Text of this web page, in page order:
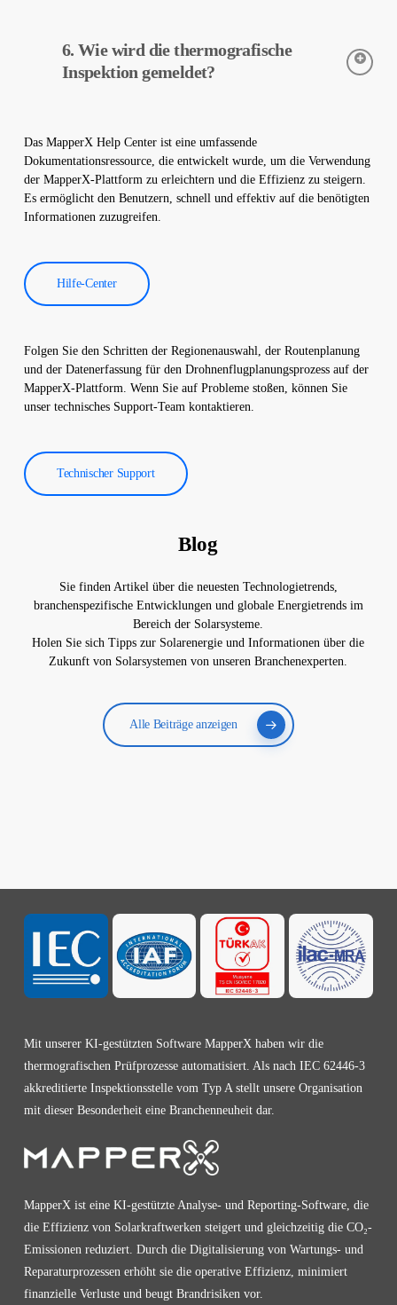
von Geräten in Solarkraftwerken genau zu erfassen. Diese
Kameras helfen bei der frühzeitigen Fehlererkennung und
6. Wie wird die thermografische
Inspektion gemeldet?
Software verarbeitet und es wird ein umfassender Bericht
erstellt. Diese Berichte werden verwendet, um die Effizienz von
Solarkraftwerken zu verbessern und die Betriebskosten zu
senken.
Das MapperX Help Center ist eine umfassende
Dokumentationsressource, die entwickelt wurde, um die Verwendung
der MapperX-Plattform zu erleichtern und die Effizienz zu steigern.
Es ermöglicht den Benutzern, schnell und effektiv auf die benötigten
Informationen zuzugreifen.
Hilfe-Center
Folgen Sie den Schritten der Regionenauswahl, der Routenplanung
und der Datenerfassung für den Drohnenflugplanungsprozess auf der
MapperX-Plattform. Wenn Sie auf Probleme stoßen, können Sie
unser technisches Support-Team kontaktieren.
Technischer Support
Blog
Sie finden Artikel über die neuesten Technologietrends,
branchenspezifische Entwicklungen und globale Energietrends im
Bereich der Solarsysteme.
Holen Sie sich Tipps zur Solarenergie und Informationen über die
Zukunft von Solarsystemen von unseren Branchenexperten.
Alle Beiträge anzeigen
Mit unserer KI-gestützten Software MapperX haben wir die
thermografischen Prüfprozesse automatisiert. Als nach IEC 62446-3
akkreditierte Inspektionsstelle vom Typ A stellt unsere Organisation
mit dieser Besonderheit eine Branchenneuheit dar.
MapperX ist eine KI-gestützte Analyse- und Reporting-Software, die
die Effizienz von Solarkraftwerken steigert und gleichzeitig die CO₂-
Emissionen reduziert. Durch die Digitalisierung von Wartungs- und
Reparaturprozessen erhöht sie die operative Effizienz, minimiert
finanzielle Verluste und beugt Brandrisiken vor.